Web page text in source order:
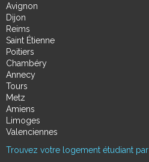
Avignon
Dijon
Reims
Saint Étienne
Poitiers
Chambéry
Annecy
Tours
Metz
Amiens
Limoges
Valenciennes
Trouvez votre logement étudiant